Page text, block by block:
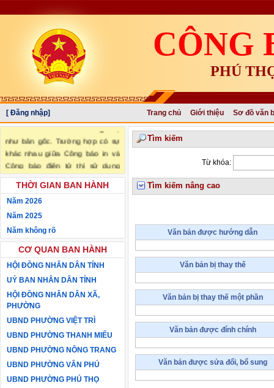
CÔNG
PHÚ
[ Đăng nhập] Trang chủ Giới thiệu Sơ đồ văn
"Văn bản đăng trên Công báo là
văn bản chính thức và có giá trị
như bản gốc. Trường hợp có sự
khác nhau giữa Công báo in và
Công báo điện tử thì sử dụng
Công báo in làm căn cứ chính
thức." (trích Nghị định số
34/2016/NĐ-CP ngày 14/05/2016
của Chính phủ)
THỜI GIAN BAN HÀNH
Năm 2026
Năm 2025
Năm không rõ
CƠ QUAN BAN HÀNH
HỘI ĐỒNG NHÂN DÂN TỈNH
UỶ BAN NHÂN DÂN TỈNH
HỘI ĐỒNG NHÂN DÂN XÃ,
PHƯỜNG
UBND PHƯỜNG VIỆT TRÌ
UBND PHƯỜNG THANH MIẾU
UBND PHƯỜNG NÔNG TRANG
UBND PHƯỜNG VÂN PHÚ
UBND PHƯỜNG PHÚ THỌ
Tìm kiếm
Từ khóa:
Tìm kiếm nâng cao
Văn bản được hướng dẫn
Văn bản bị thay thế
Văn bản bị thay thế một phần
Văn bản được đính chính
Văn bản được sửa đổi, bổ sung